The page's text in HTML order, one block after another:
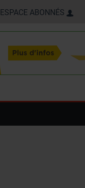
ESPACE ABONNÉS